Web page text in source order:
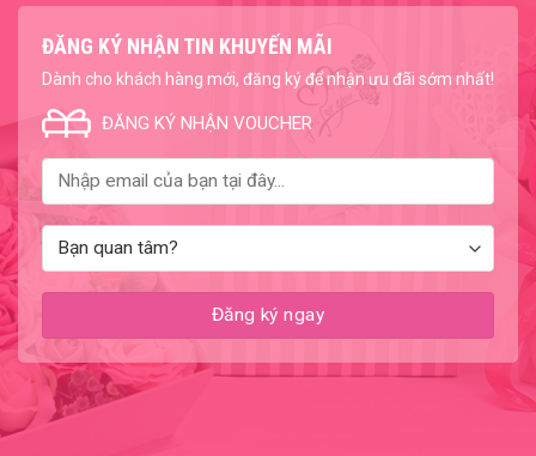
ĐĂNG KÝ NHẬN TIN KHUYẾN MÃI
Dành cho khách hàng mới, đăng ký để nhận ưu đãi sớm nhất!
ĐĂNG KÝ NHẬN VOUCHER